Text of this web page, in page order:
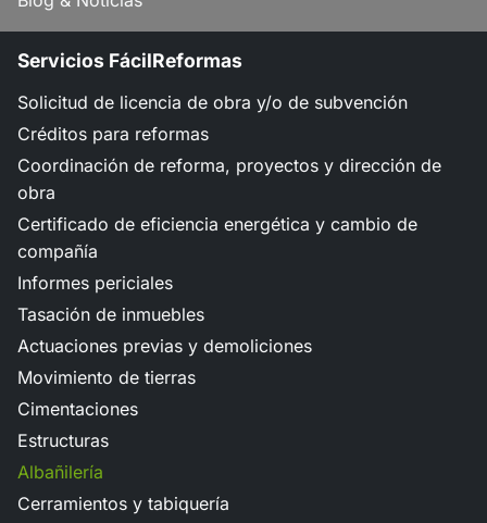
Servicios FácilReformas
Solicitud de licencia de obra y/o de subvención
Créditos para reformas
Coordinación de reforma, proyectos y dirección de
obra
Certificado de eficiencia energética y cambio de
compañía
Informes periciales
Tasación de inmuebles
Actuaciones previas y demoliciones
Movimiento de tierras
Cimentaciones
Estructuras
Albañilería
Cerramientos y tabiquería